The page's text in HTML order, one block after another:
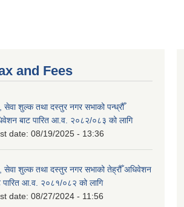
and Fees
सेवा शुल्क तथा दस्तुर नगर सभाको पन्ध्रौँ
बाट पारित आ.व. २०८२/०८३ को लागि
date: 08/19/2025 - 13:36
सेवा शुल्क तथा दस्तुर नगर सभाको तेह्रौँ अधिवेशन
पारित आ.व. २०८१/०८२ को लागि
date: 08/27/2024 - 11:56